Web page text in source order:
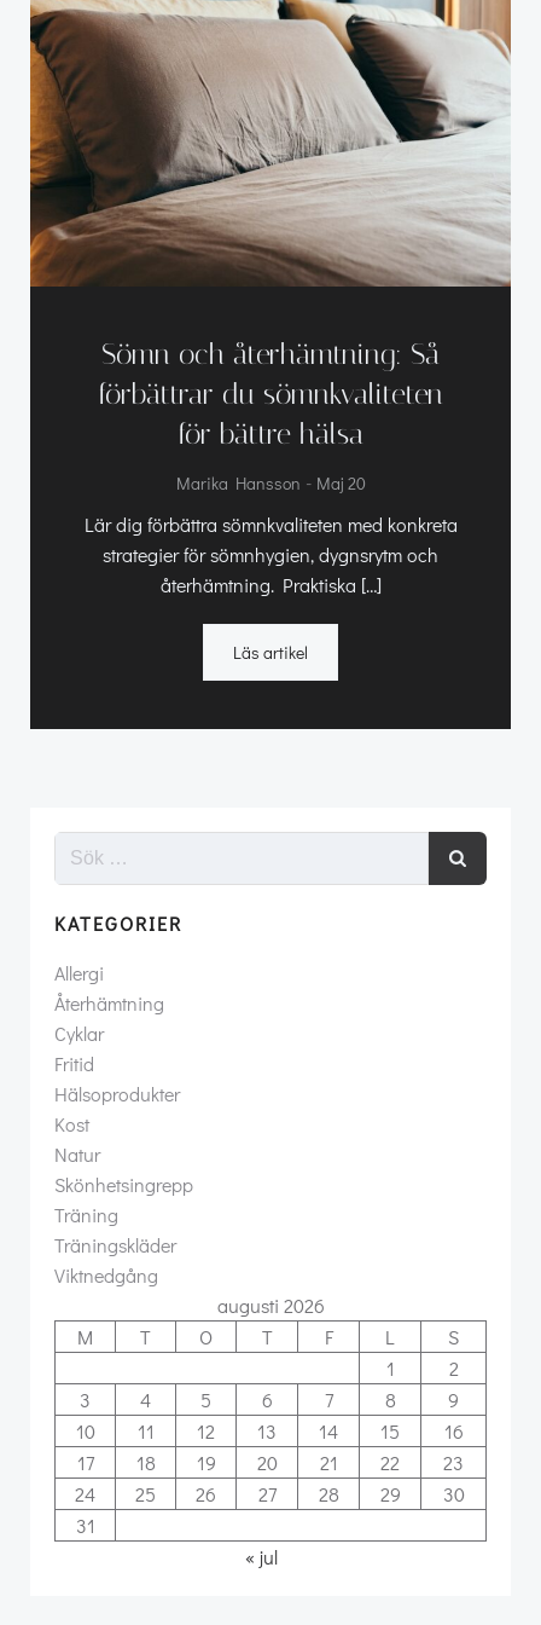
Sömn och återhämtning: Så
förbättrar du sömnkvaliteten
för bättre hälsa
Marika Hansson - Maj 20
Lär dig förbättra sömnkvaliteten med konkreta
strategier för sömnhygien, dygnsrytm och
återhämtning. Praktiska […]
Läs artikel
KATEGORIER
Allergi
Återhämtning
Cyklar
Fritid
Hälsoprodukter
Kost
Natur
Skönhetsingrepp
Träning
Träningskläder
Viktnedgång
augusti 2026
M
T O T F L
S
1
2
3
4 5 6 7 8
9
10
11 12 13 14 15
16
17
18 19 20 21 22
23
24
25 26 27 28 29
30
31
« jul